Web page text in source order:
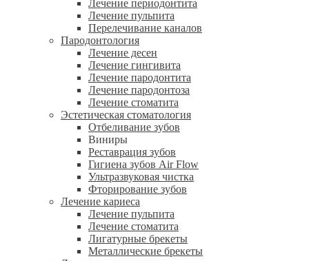
Лечение периодонтита
Лечение пульпита
Перелечивание каналов
Пародонтология
Лечение десен
Лечение гингивита
Лечение пародонтита
Лечение пародонтоза
Лечение стоматита
Эстетическая стоматология
Отбеливание зубов
Виниры
Реставрация зубов
Гигиена зубов Air Flow
Ультразвуковая чистка
Фторирование зубов
Лечение кариеса
Лечение пульпита
Лечение стоматита
Лигатурные брекеты
Металлические брекеты